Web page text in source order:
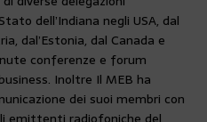
dell’Indiana negli USA, dal
dal’Estonia, dal Canada e
conferenze e forum
Inoltre Il MEB ha
dei suoi membri con